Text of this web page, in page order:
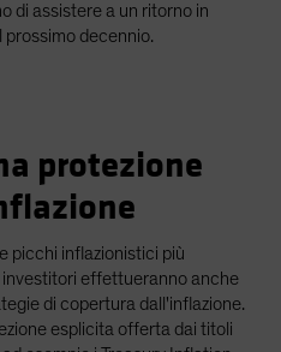
di assistere a un ritorno in
decennio.
protezione
picchi inflazionistici più
effettueranno anche
di copertura dall'inflazione.
esplicita offerta dai titoli